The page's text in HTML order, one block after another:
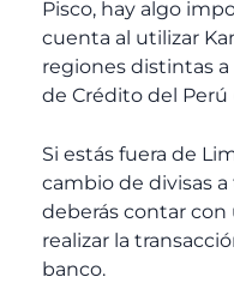
Pisco, hay algo
cuenta al utilizar
regiones distintas a
de Crédito del Perú
Si estás fuera de
cambio de divisas
deberás contar con
realizar la
banco.